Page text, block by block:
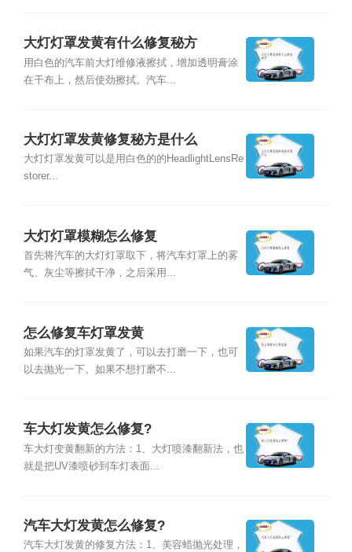
大灯灯罩发黄有什么修复秘方
用白色的汽车前大灯维修液擦拭，增加透明膏涂
在干布上，然后使劲擦拭。汽车...
大灯灯罩发黄修复秘方是什么
大灯灯罩发黄可以是用白色的的HeadlightLensRe
storer...
大灯灯罩模糊怎么修复
首先将汽车的大灯灯罩取下，将汽车灯罩上的雾
气、灰尘等擦拭干净，之后采用...
怎么修复车灯罩发黄
如果汽车的灯罩发黄了，可以去打磨一下，也可
以去抛光一下。如果不想打磨不...
车大灯发黄怎么修复?
车大灯变黄翻新的方法：1、大灯喷漆翻新法，也
就是把UV漆喷砂到车灯表面...
汽车大灯发黄怎么修复?
汽车大灯发黄的修复方法：1、美容蜡抛光处理，